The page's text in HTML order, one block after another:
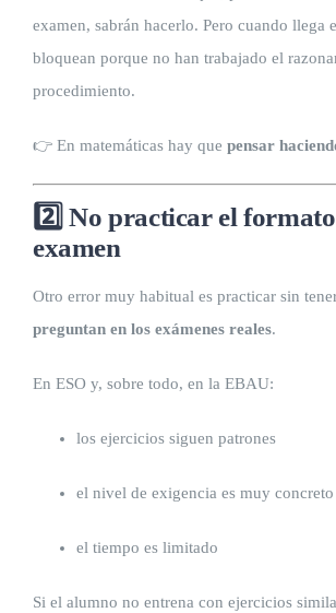
examen, sabrán hacerlo. Pero cuando llega
bloquean porque no han trabajado el
procedimiento.
👉 En matemáticas hay que pensar
2️⃣ No practicar el
examen
Otro error muy habitual es practicar sin
preguntan en los exámenes reales.
En ESO y, sobre todo, en la EBAU:
los ejercicios siguen patrones
el nivel de exigencia es muy concreto
el tiempo es limitado
Si el alumno no entrena con ejercicios